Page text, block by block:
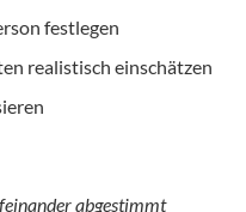
festlegen
realistisch einschätzen
abgestimmt